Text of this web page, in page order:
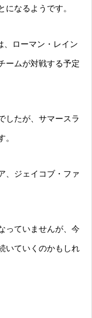
なるようです。
、ローマン・レイン
ームが対戦する予定
したが、サマースラ
、ジェイコブ・ファ
っていませんが、今
いていくのかもしれ